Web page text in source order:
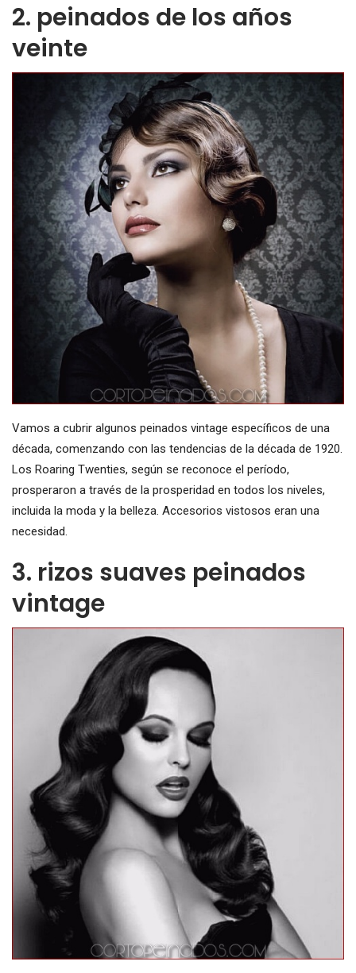
2. peinados de los años
veinte
Vamos a cubrir algunos peinados vintage específicos de una
década, comenzando con las tendencias de la década de 1920.
Los Roaring Twenties, según se reconoce el período,
prosperaron a través de la prosperidad en todos los niveles,
incluida la moda y la belleza. Accesorios vistosos eran una
necesidad.
3. rizos suaves peinados
vintage